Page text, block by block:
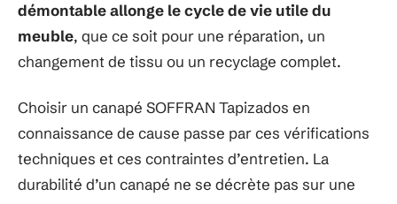
démontable allonge le cycle de vie utile du
meuble, que ce soit pour une réparation, un
changement de tissu ou un recyclage complet.
Choisir un canapé SOFFRAN Tapizados en
connaissance de cause passe par ces vérifications
techniques et ces contraintes d’entretien. La
durabilité d’un canapé ne se décrète pas sur une